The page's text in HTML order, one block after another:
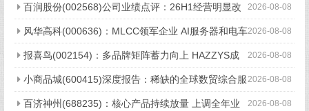
下半年有望迎业绩、订单双升 2026-08-08
百润股份(002568)公司业绩点评：26H1经营明显改
善 新品与新渠道发力 2026-08-08
风华高科(000636)：MLCC领军企业 AI服务器和电车
助增长 2026-08-08
报喜鸟(002154)：多品牌矩阵蓄力向上 HAZZYS成
长空间大 2026-08-08
小商品城(600415)深度报告：稀缺的全球数贸综合服
务商 2026-08-08
百济神州(688235)：核心产品持续放量 上调全年业